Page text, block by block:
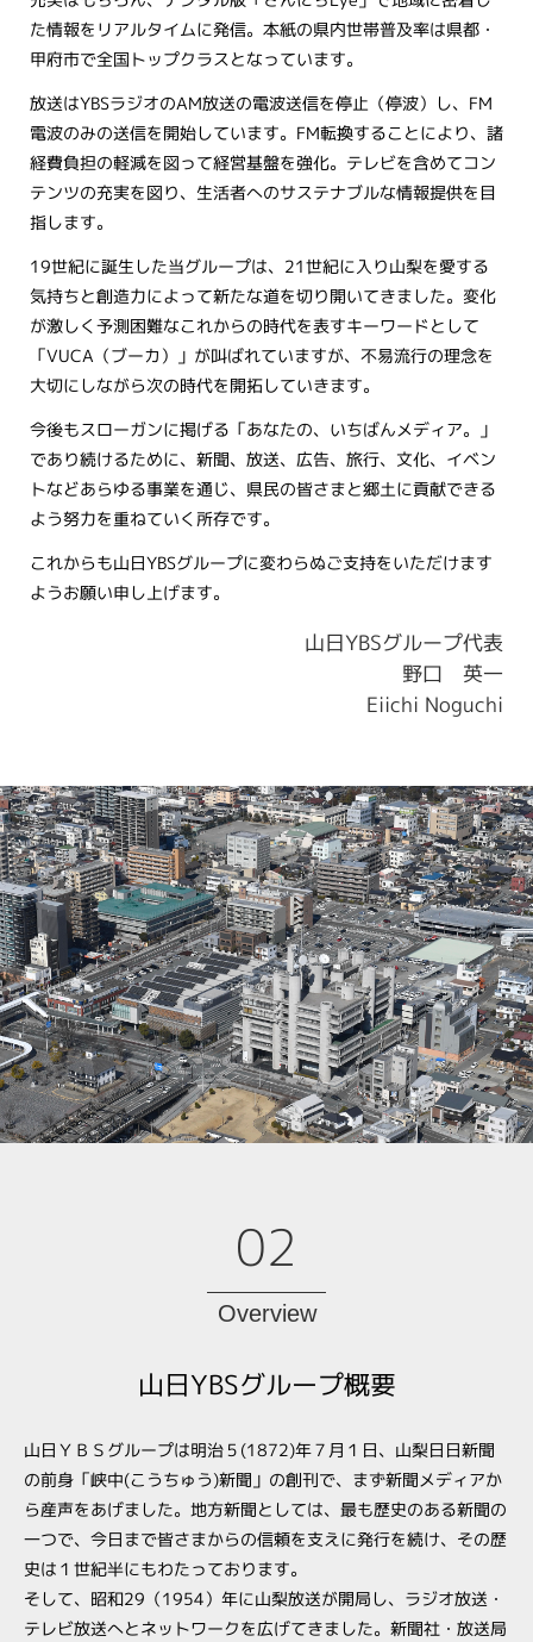
た情報をリアルタイムに発信。本紙の県内世帯普及率は県都・
甲府市で全国トップクラスとなっています。
放送はYBSラジオのAM放送の電波送信を停止（停波）し、FM
電波のみの送信を開始しています。FM転換することにより、諸
経費負担の軽減を図って経営基盤を強化。テレビを含めてコン
テンツの充実を図り、生活者へのサステナブルな情報提供を目
指します。
19世紀に誕生した当グループは、21世紀に入り山梨を愛する
気持ちと創造力によって新たな道を切り開いてきました。変化
が激しく予測困難なこれからの時代を表すキーワードとして
「VUCA（ブーカ）」が叫ばれていますが、不易流行の理念を
大切にしながら次の時代を開拓していきます。
今後もスローガンに掲げる「あなたの、いちばんメディア。」
であり続けるために、新聞、放送、広告、旅行、文化、イベン
トなどあらゆる事業を通じ、県民の皆さまと郷土に貢献できる
よう努力を重ねていく所存です。
これからも山日YBSグループに変わらぬご支持をいただけます
ようお願い申し上げます。
山日YBSグループ代表
野口 英一
Eiichi Noguchi
02
Overview
山日YBSグループ概要
山日ＹＢＳグループは明治５(1872)年７月１日、山梨日日新聞
の前身「峡中(こうちゅう)新聞」の創刊で、まず新聞メディアか
ら産声をあげました。地方新聞としては、最も歴史のある新聞の
一つで、今日まで皆さまからの信頼を支えに発行を続け、その歴
史は１世紀半にもわたっております。
そして、昭和29（1954）年に山梨放送が開局し、ラジオ放送・
テレビ放送へとネットワークを広げてきました。新聞社・放送局